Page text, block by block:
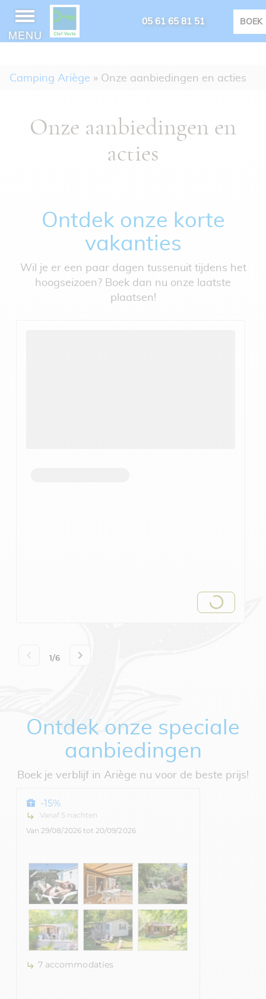
MENU
05 61 65 81 51 BOEK
Camping Ariège » Onze aanbiedingen en acties
Onze aanbiedingen en
acties
Ontdek onze korte
vakanties
Wil je er een paar dagen tussenuit tijdens het
hoogseizoen? Boek dan nu onze laatste
plaatsen!
Ontdek onze speciale
aanbiedingen
Boek je verblijf in Ariège nu voor de beste prijs!